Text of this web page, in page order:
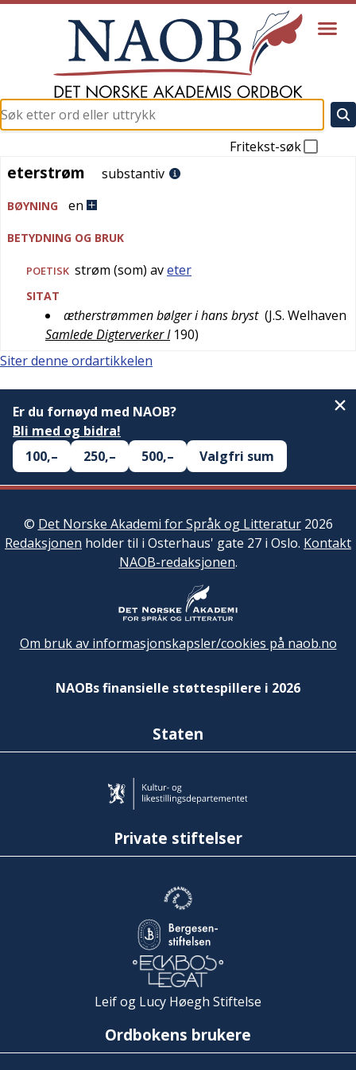
Fritekst-søk
eterstrøm
eterstrøm substantiv
BØYNING en
BETYDNING OG BRUK
POETISK strøm (som) aveter
SITAT
ætherstrømmen bølger i hans bryst (J.S. Welhaven
Samlede Digterverker I 190)
Siter denne ordartikkelen
Er du fornøyd med NAOB?
Bli med og bidra!
100,–
250,– 500,– Valgfri sum
© Det Norske Akademi for Språk og Litteratur2026
Redaksjonen holder til i Osterhaus' gate 27 i Oslo. Kontakt
NAOB-redaksjonen.
Om bruk av informasjonskapsler/cookies på naob.no
NAOBs finansielle støttespillere i 2026
Staten
Private stiftelser
Leif og Lucy Høegh Stiftelse
Ordbokens brukere